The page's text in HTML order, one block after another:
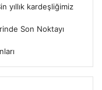
yıllık kardeşliğimiz
Son Noktayı